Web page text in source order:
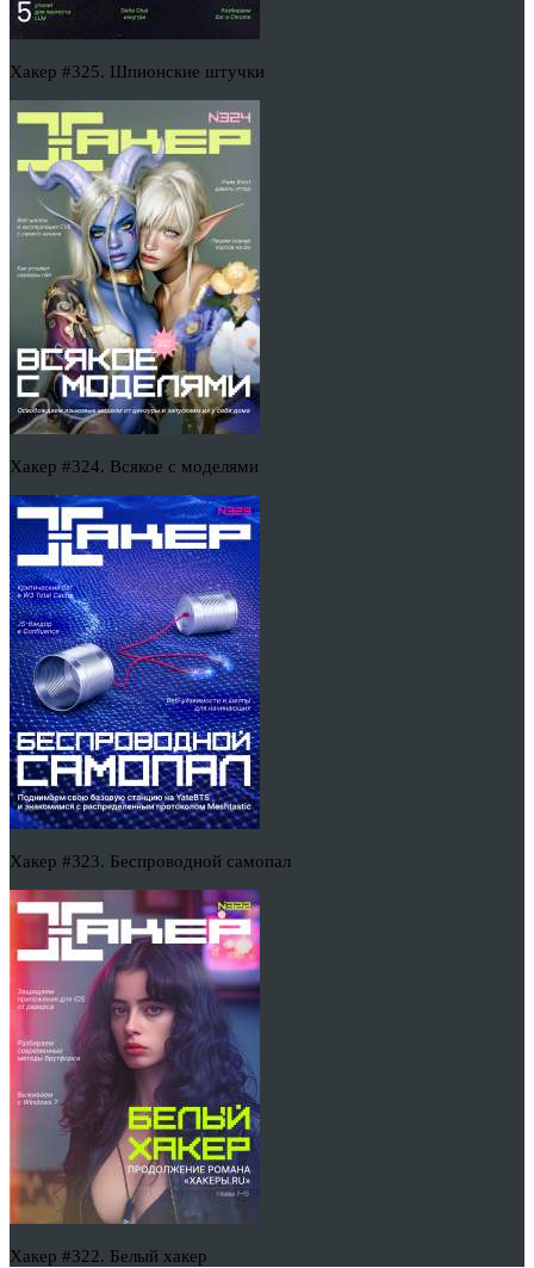
Хакер #325. Шпионские штучки
Хакер #324. Всякое с моделями
Хакер #323. Беспроводной самопал
Хакер #322. Белый хакер